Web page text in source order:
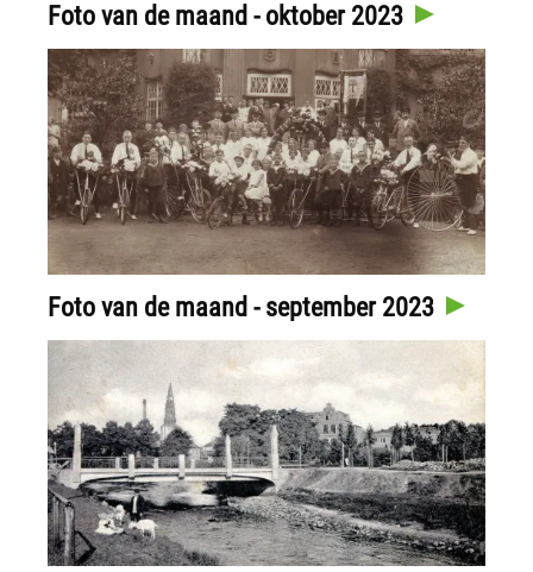
Foto van de maand - oktober 2023
Foto van de maand - september 2023